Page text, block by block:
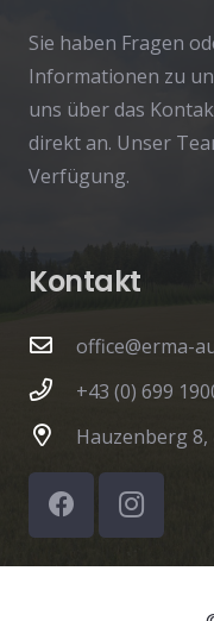
Sie haben Fragen
Informationen zu
uns über das
direkt an. Unser
Verfügung.
Kontakt
office@erma-
+43 (0) 699
Hauzenberg